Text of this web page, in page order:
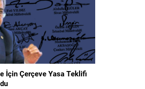
Başkanlığı ile Cumhuriyet
yürütülen
uyuşturucu ticareti
eş zamanlı müdahaleler...
İçin Çerçeve Yasa Teklifi